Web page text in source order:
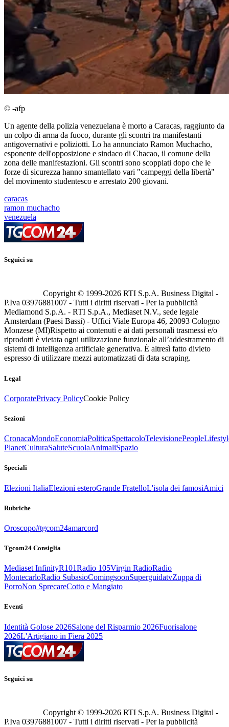
© -afp
Un agente della polizia venezuelana è morto a Caracas, raggiunto da
un colpo di arma da fuoco, durante gli scontri tra manifestanti
antigovernativi e poliziotti. Lo ha annunciato Ramon Muchacho,
esponente dell'opposizione e sindaco di Chacao, il comune della
zona delle manifestazioni. Gli scontri sono scoppiati dopo che le
forze di sicurezza hanno smantellato vari "campeggi della libertà"
del movimento studentesco e arrestato 200 giovani.
caracas
ramon muchacho
venezuela
Seguici su
Copyright © 1999-2026 RTI S.p.A. Business Digital -
P.Iva 03976881007 - Tutti i diritti riservati - Per la pubblicità
Mediamond S.p.A. - RTI S.p.A., Mediaset N.V., sede legale
Amsterdam (Paesi Bassi) - Uffici Viale Europa 46, 20093 Cologno
Monzese (MI)Rispetto ai contenuti e ai dati personali trasmessi e/o
riprodotti è vietata ogni utilizzazione funzionale all’addestramento di
sistemi di intelligenza artificiale generativa. È altresì fatto divieto
espresso di utilizzare mezzi automatizzati di data scraping.
Legal
CorporatePrivacy PolicyCookie Policy
Sezioni
CronacaMondoEconomiaPoliticaSpettacoloTelevisionePeople
PlanetCulturaSaluteScuolaAnimaliSpazio
Speciali
Elezioni ItaliaElezioni esteroGrande FratelloL'isola dei famosiAmici
Rubriche
Oroscopo#tgcom24amarcord
Tgcom24 Consiglia
Mediaset InfinityR101Radio 105Virgin RadioRadio
MontecarloRadio SubasioComingsoonSuperguidatvZuppa di
PorroNon SprecareCotto e Mangiato
Eventi
Identità Golose 2026Salone del Risparmio 2026Fuorisalone
2026L'Artigiano in Fiera 2025
Seguici su
Copyright © 1999-2026 RTI S.p.A. Business Digital -
P.Iva 03976881007 - Tutti i diritti riservati - Per la pubblicità